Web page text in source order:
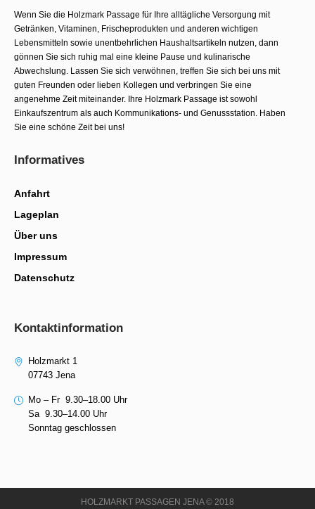
Wenn Sie die Holzmark Passage für Ihre alltägliche Versorgung mit
Getränken, Vitaminen, Frischeprodukten und anderen wichtigen
Lebensmitteln sowie unentbehrlichen Haushaltsartikeln nutzen, dann
gönnen Sie sich ruhig mal eine kleine Pause und kulinarische
Abwechslung. Lassen Sie sich verwöhnen, treffen Sie sich bei uns mit
guten Freunden oder lieben Kollegen und verbringen Sie eine
angenehme Zeit miteinander. Ihre Holzmark Passage ist sowohl
Einkaufszentrum als auch Kommunika­tions- und Genussstation. Haben
Sie eine schöne Zeit bei uns!
Informatives
Anfahrt
Lageplan
Über uns
Impressum
Datenschutz
Kontaktinformation
Holzmarkt 1
07743 Jena
Mo – Fr 9.30–18.00 Uhr
Sa 9.30–14.00 Uhr
Sonntag geschlossen
HOLZMARKT PASSAGEN JENA © 2018